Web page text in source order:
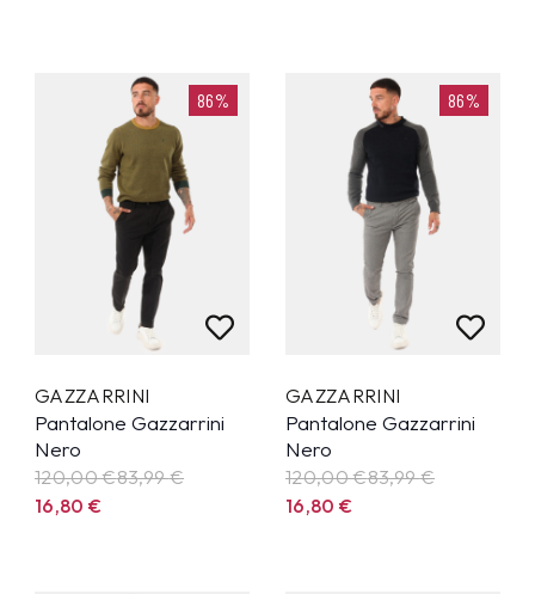
86%
GAZZARRINI
Pantalone Gazzarrini
Nero
120,00 €83,99€
16,80€
86%
GAZZARRINI
Pantalone Gazzarrini
Nero
120,00 €83,99€
16,80€